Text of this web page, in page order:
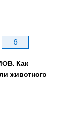
6
Как
животного